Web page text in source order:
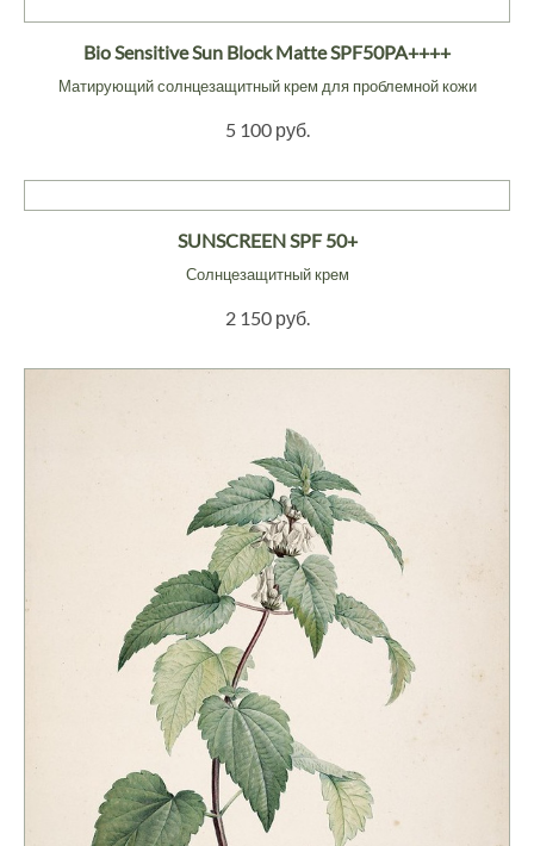
Bio Sensitive Sun Block Matte SPF50PA++++
Матирующий солнцезащитный крем для проблемной кожи
5 100 руб.
SUNSCREEN SPF 50+
Солнцезащитный крем
2 150 руб.